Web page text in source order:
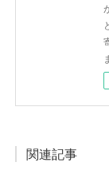
関連記事